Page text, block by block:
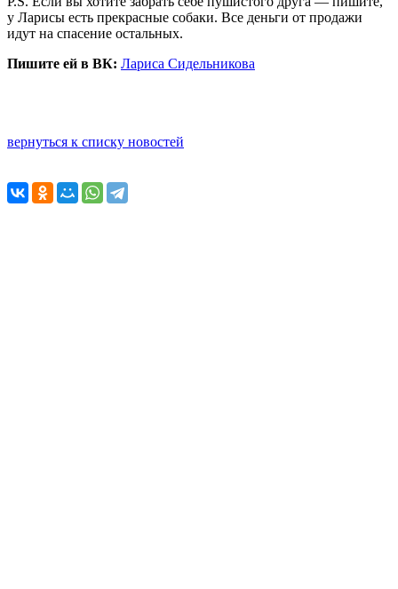
у Ларисы есть прекрасные собаки. Все деньги от продажи
идут на спасение остальных.
Пишите ей в ВК: Лариса Сидельникова
вернуться к списку новостей